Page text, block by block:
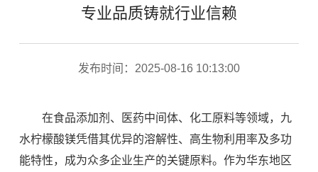
专业品质铸就行业信赖
发布时间：2025-08-16 10:13:00
在食品添加剂、医药中间体、化工原料等领域，九
水柠檬酸镁凭借其优异的溶解性、高生物利用率及多功
能特性，成为众多企业生产的关键原料。作为华东地区